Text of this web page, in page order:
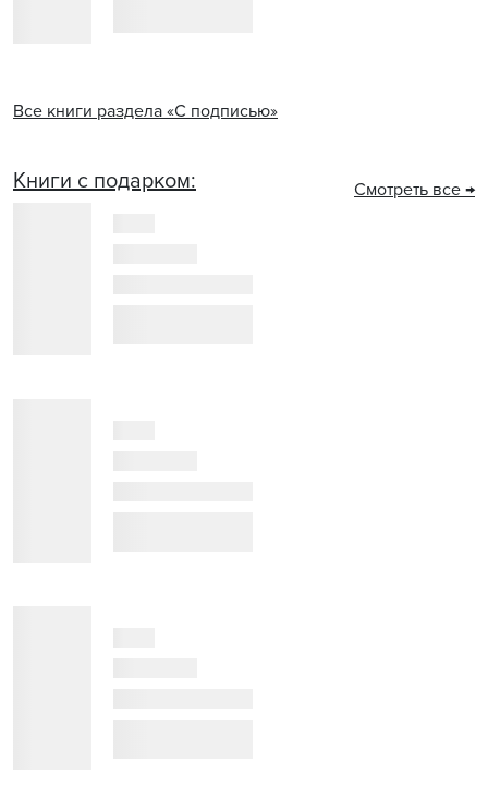
Все книги раздела «С подписью»
Книги с подарком: Смотреть все →